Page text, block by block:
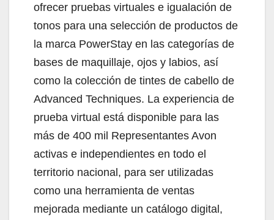
ofrecer pruebas virtuales e igualación de
tonos para una selección de productos de
la marca PowerStay en las categorías de
bases de maquillaje, ojos y labios, así
como la colección de tintes de cabello de
Advanced Techniques. La experiencia de
prueba virtual está disponible para las
más de 400 mil Representantes Avon
activas e independientes en todo el
territorio nacional, para ser utilizadas
como una herramienta de ventas
mejorada mediante un catálogo digital,